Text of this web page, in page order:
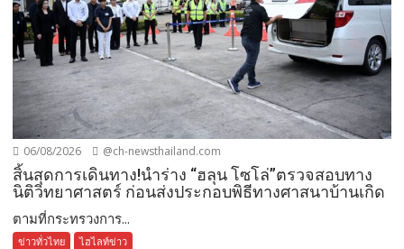
06/08/2026 @ch-newsthailand.com
สิ้นสุดการเดินทาง!นำร่าง “ฮลุน โซโล่”ตรวจสอบทาง
นิติวิทยาศาสตร์ ก่อนส่งประกอบพิธีทางศาสนาบ้านเกิด
ตามที่กระทรวงการ...
ข่าวทั่วไทย ไฮไลท์ข่าว